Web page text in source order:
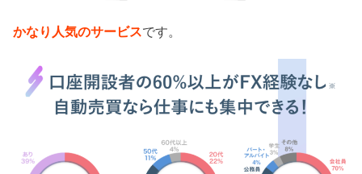
かなり人気のサービスです。